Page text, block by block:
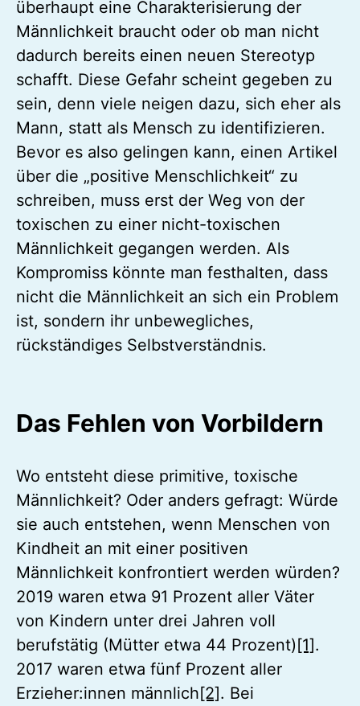
überhaupt eine Charakterisierung der
Männlichkeit braucht oder ob man nicht
dadurch bereits einen neuen Stereotyp
schafft. Diese Gefahr scheint gegeben zu
sein, denn viele neigen dazu, sich eher als
Mann, statt als Mensch zu identifizieren.
Bevor es also gelingen kann, einen Artikel
über die „positive Menschlichkeit“ zu
schreiben, muss erst der Weg von der
toxischen zu einer nicht-toxischen
Männlichkeit gegangen werden. Als
Kompromiss könnte man festhalten, dass
nicht die Männlichkeit an sich ein Problem
ist, sondern ihr unbewegliches,
rückständiges Selbstverständnis.
Das Fehlen von Vorbildern
Wo entsteht diese primitive, toxische
Männlichkeit? Oder anders gefragt: Würde
sie auch entstehen, wenn Menschen von
Kindheit an mit einer positiven
Männlichkeit konfrontiert werden würden?
2019 waren etwa 91 Prozent aller Väter
von Kindern unter drei Jahren voll
berufstätig (Mütter etwa 44 Prozent)[1].
2017 waren etwa fünf Prozent aller
Erzieher:innen männlich[2]. Bei